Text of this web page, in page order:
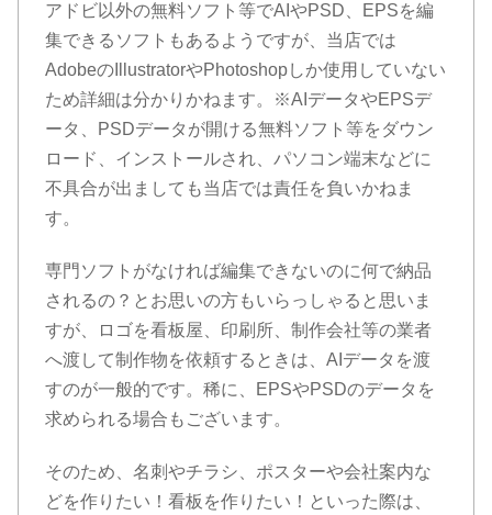
アドビ以外の無料ソフト等でAIやPSD、EPSを編
集できるソフトもあるようですが、当店では
AdobeのIllustratorやPhotoshopしか使用していない
ため詳細は分かりかねます。※AIデータやEPSデ
ータ、PSDデータが開ける無料ソフト等をダウン
ロード、インストールされ、パソコン端末などに
不具合が出ましても当店では責任を負いかねま
す。
専門ソフトがなければ編集できないのに何で納品
されるの？とお思いの方もいらっしゃると思いま
すが、ロゴを看板屋、印刷所、制作会社等の業者
へ渡して制作物を依頼するときは、AIデータを渡
すのが一般的です。稀に、EPSやPSDのデータを
求められる場合もございます。
そのため、名刺やチラシ、ポスターや会社案内な
どを作りたい！看板を作りたい！といった際は、